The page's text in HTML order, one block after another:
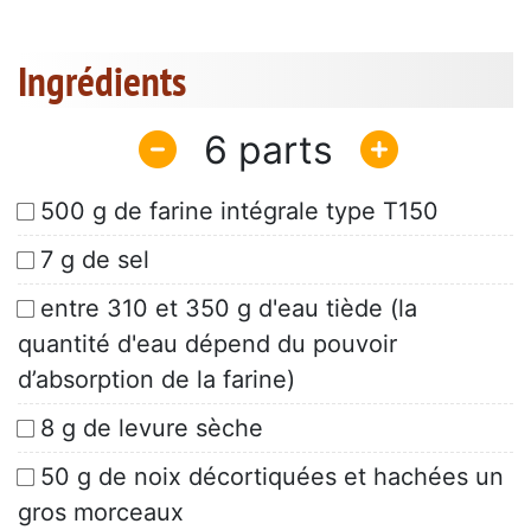
Ingrédients
6
500 g de farine intégrale type T150
7 g de sel
entre 310 et 350 g d'eau tiède (la
quantité d'eau dépend du pouvoir
d’absorption de la farine)
8 g de levure sèche
50 g de noix décortiquées et hachées un
gros morceaux